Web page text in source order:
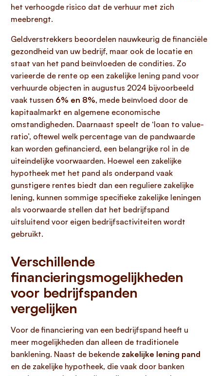
het verhoogde risico dat de verhuur met zich
meebrengt.
Geldverstrekkers beoordelen nauwkeurig de financiële
gezondheid van uw bedrijf, maar ook de locatie en
staat van het pand beïnvloeden de condities. Zo
varieerde de rente op een zakelijke lening pand voor
verhuurde objecten in augustus 2024 bijvoorbeeld
vaak tussen 6% en 8%, mede beïnvloed door de
kapitaalmarkt en algemene economische
omstandigheden. Daarnaast speelt de ‘loan to value-
ratio’, oftewel welk percentage van de pandwaarde
kan worden gefinancierd, een belangrijke rol in de
uiteindelijke voorwaarden. Hoewel een zakelijke
hypotheek met het pand als onderpand vaak
gunstigere rentes biedt dan een reguliere zakelijke
lening, kunnen sommige specifieke zakelijke leningen
als voorwaarde stellen dat het bedrijfspand
uitsluitend voor eigen bedrijfsactiviteiten wordt
gebruikt.
Verschillende
financieringsmogelijkheden
voor bedrijfspanden
vergelijken
Voor de financiering van een bedrijfspand heeft u
meer mogelijkheden dan alleen de traditionele
banklening. Naast de bekende zakelijke lening pand
en de zakelijke hypotheek, die vaak door banken